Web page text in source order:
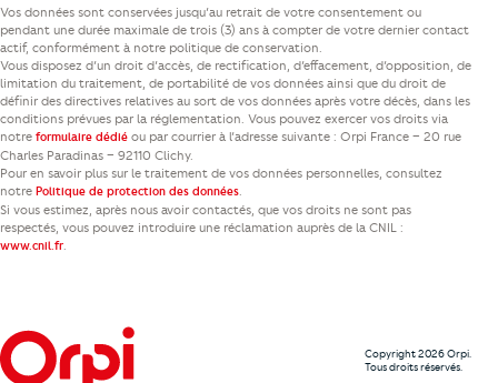
Vos données sont conservées jusqu’au retrait de votre consentement ou
pendant une durée maximale de trois (3) ans à compter de votre dernier contact
actif, conformément à notre politique de conservation.
Vous disposez d’un droit d’accès, de rectification, d’effacement, d’opposition, de
limitation du traitement, de portabilité de vos données ainsi que du droit de
définir des directives relatives au sort de vos données après votre décès, dans les
conditions prévues par la réglementation. Vous pouvez exercer vos droits via
notre formulaire dédié ou par courrier à l’adresse suivante : Orpi France – 20 rue
Charles Paradinas – 92110 Clichy.
Pour en savoir plus sur le traitement de vos données personnelles, consultez
notre Politique de protection des données.
Si vous estimez, après nous avoir contactés, que vos droits ne sont pas
respectés, vous pouvez introduire une réclamation auprès de la CNIL :
www.cnil.fr.
Copyright 2026 Orpi.
Tous droits réservés.